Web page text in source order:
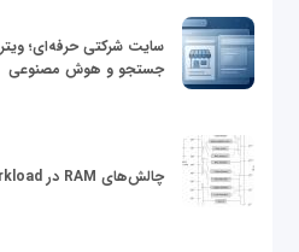
سایت شرکتی حرفه‌ای؛
جستجو و هوش مصنوعی
چالش‌های RAM در Workloadهای محاسباتی HPC